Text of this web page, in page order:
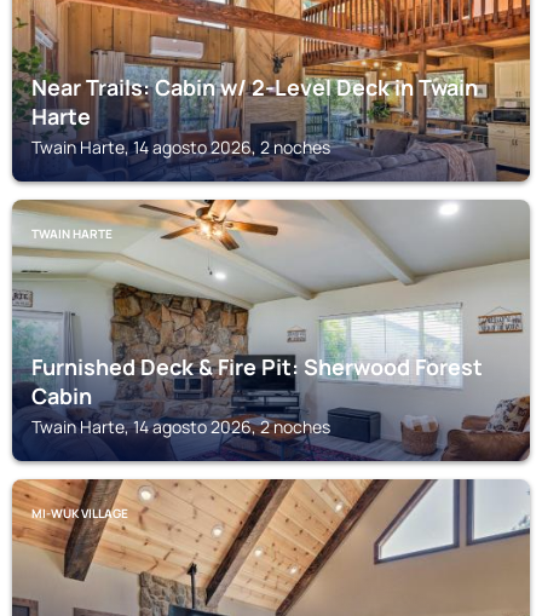
Near Trails: Cabin w/ 2-Level Deck in Twain
Harte
Twain Harte, 14 agosto 2026, 2 noches
TWAIN HARTE
Furnished Deck & Fire Pit: Sherwood Forest
Cabin
Twain Harte, 14 agosto 2026, 2 noches
MI-WUK VILLAGE